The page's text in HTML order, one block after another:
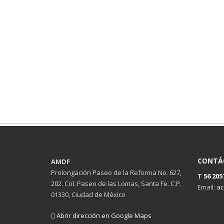
AMDF
Prolongación Paseo de la Reforma No. 627,
202. Col. Paseo de las Lomas, Santa Fe. C.P.
01330, Ciudad de México
Abrir dirección en Google Maps
T 56
Email: